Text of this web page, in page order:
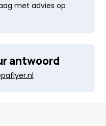
met advies op
antwoord